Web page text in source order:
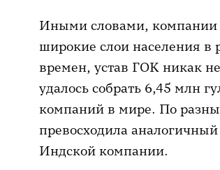
Иными словами, компании
широкие слои населения
времен, устав ГОК никак
удалось собрать 6,45 млн
компаний в мире. По
превосходила
Индской компании.